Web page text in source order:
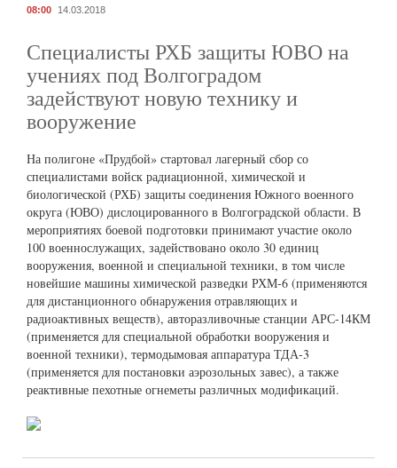
08:00 14.03.2018
Специалисты РХБ защиты ЮВО на
учениях под Волгоградом
задействуют новую технику и
вооружение
На полигоне «Прудбой» стартовал лагерный сбор со
специалистами войск радиационной, химической и
биологической (РХБ) защиты соединения Южного военного
округа (ЮВО) дислоцированного в Волгоградской области. В
мероприятиях боевой подготовки принимают участие около
100 военнослужащих, задействовано около 30 единиц
вооружения, военной и специальной техники, в том числе
новейшие машины химической разведки РХМ-6 (применяются
для дистанционного обнаружения отравляющих и
радиоактивных веществ), авторазливочные станции АРС-14КМ
(применяется для специальной обработки вооружения и
военной техники), термодымовая аппаратура ТДА-3
(применяется для постановки аэрозольных завес), а также
реактивные пехотные огнеметы различных модификаций.